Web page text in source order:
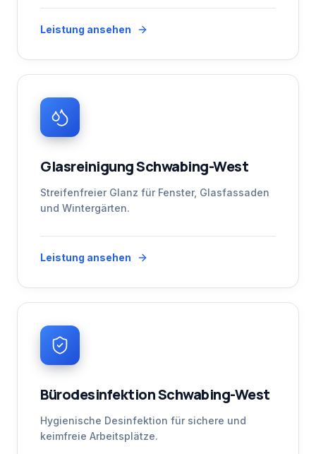
Leistung ansehen
Glasreinigung Schwabing-West
Streifenfreier Glanz für Fenster, Glasfassaden
und Wintergärten.
Leistung ansehen
Bürodesinfektion Schwabing-West
Hygienische Desinfektion für sichere und
keimfreie Arbeitsplätze.